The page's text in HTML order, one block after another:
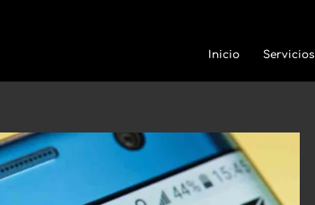
Inicio Servicios